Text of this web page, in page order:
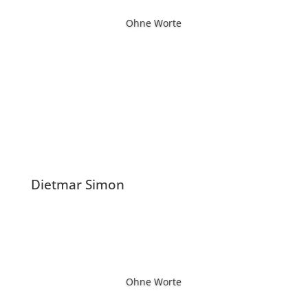
Ohne Worte
Dietmar Simon
Ohne Worte